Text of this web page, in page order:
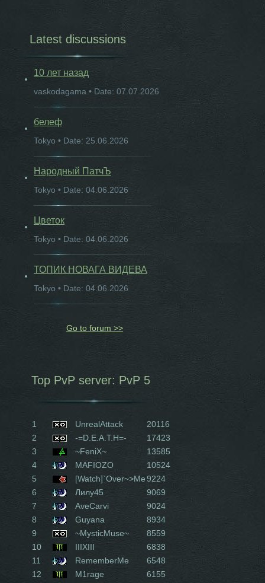
Latest discussions
10 лет назад
vaskodagama • Date: 07.07.2026
белеф
Tokyo • Date: 25.06.2026
Народный ПатчЪ
Tokyo • Date: 04.06.2026
Цветок
Tokyo • Date: 04.06.2026
ТОПИК НОВАГА ВИДЕВА
Tokyo • Date: 04.06.2026
Go to forum >>
Top PvP server: PvP 5
1 UnrealAttack
20116
2
-=D.E.A.T.H=-
17423
3
~FeniX~
13585
4
MAFIOZO
10524
5
[Watch]`Over~>Me9224
6
Лилу45
9069
7
AveCarvi
9024
8
Guyana
8934
9
~MysticMuse~
8559
10
IIIXIII
6838
11
RememberMe
6548
12
M1rage 6155